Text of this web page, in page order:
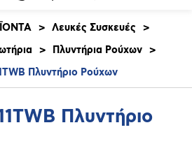
> Λευκές Συσκευές
>
> Πλυντήρια Ρούχων >
Πλυντήριο Ρούχων
Πλυντήριο